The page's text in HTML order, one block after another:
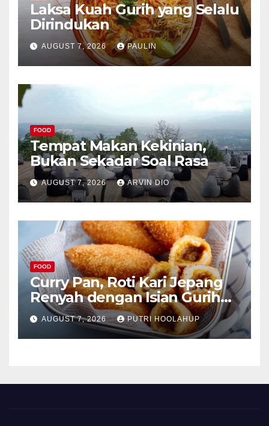
Laksa Kuah Gurih yang Selalu
Dirindukan
AUGUST 7, 2026 PAULIN
FOOD
Tempat Makan Kekinian,
Bukan Sekadar Soal Rasa
AUGUST 7, 2026 ARVIN DIO
FOOD
Curry Pan, Roti Kari Jepang
Renyah dengan Isian Gurih
Menggoda
AUGUST 7, 2026 PUTRI HOOLAHUP